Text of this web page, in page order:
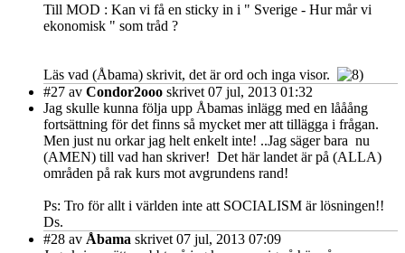
Till MOD : Kan vi få en sticky in i " Sverige - Hur mår vi
ekonomisk " som tråd ?
Läs vad (Åbama) skrivit, det är ord och inga visor.
#27 av Condor2ooo skrivet 07 jul, 2013 01:32
Jag skulle kunna följa upp Åbamas inlägg med en lååång
fortsättning för det finns så mycket mer att tillägga i frågan.
Men just nu orkar jag helt enkelt inte! ..Jag säger bara nu
(AMEN) till vad han skriver! Det här landet är på (ALLA)
områden på rak kurs mot avgrundens rand!
Ps: Tro för allt i världen inte att SOCIALISM är lösningen!!
Ds.
#28 av Åbama skrivet 07 jul, 2013 07:09